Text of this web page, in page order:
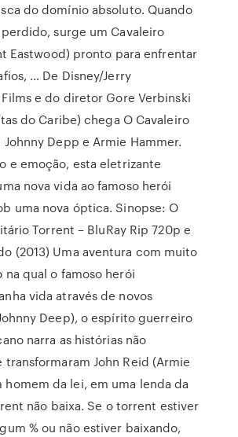
do domínio absoluto. Quando
surge um Cavaleiro
Eastwood) pronto para enfrentar
… De Disney/Jerry
e do diretor Gore Verbinski
do Caribe) chega O Cavaleiro
Depp e Armie Hammer.
e emoção, esta eletrizante
nova vida ao famoso herói
uma nova óptica. Sinopse: O
Torrent – BluRay Rip 720p e
(2013) Uma aventura com muito
na qual o famoso herói
vida através de novos
Deep), o espírito guerreiro
narra as histórias não
transformaram John Reid (Armie
homem da lei, em uma lenda da
não baixa. Se o torrent estiver
% ou não estiver baixando,